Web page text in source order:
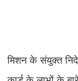
मिशन के संयुक्त